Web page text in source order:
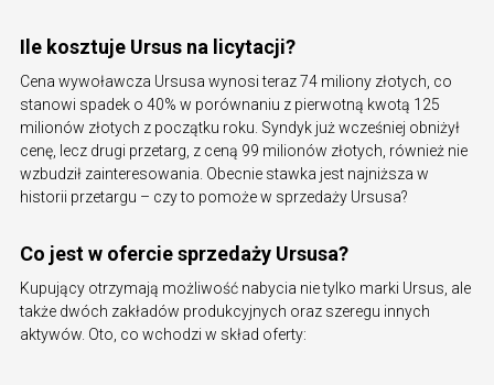
Ile kosztuje Ursus na licytacji?
Cena wywoławcza Ursusa wynosi teraz 74 miliony złotych, co
stanowi spadek o 40% w porównaniu z pierwotną kwotą 125
milionów złotych z początku roku. Syndyk już wcześniej obniżył
cenę, lecz drugi przetarg, z ceną 99 milionów złotych, również nie
wzbudził zainteresowania. Obecnie stawka jest najniższa w
historii przetargu – czy to pomoże w sprzedaży Ursusa?
Co jest w ofercie sprzedaży Ursusa?
Kupujący otrzymają możliwość nabycia nie tylko marki Ursus, ale
także dwóch zakładów produkcyjnych oraz szeregu innych
aktywów. Oto, co wchodzi w skład oferty: